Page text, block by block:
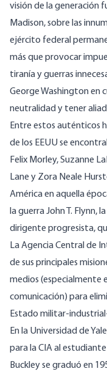
visión de la generación
Madison, sobre las
ejército federal
más que provocar
tiranía y guerras
George Washington en
neutralidad y tener
Entre estos auténticos
de los EEUU se
Felix Morley, Suzanne
Lane y Zora Neale
América en aquella
la guerra John T. Flynn, la
dirigente progresista,
La Agencia Central de
de sus principales
medios (especialmente
comunicación) para
Estado militar-
En la Universidad de
para la CIA al estudiante
Buckley se graduó en